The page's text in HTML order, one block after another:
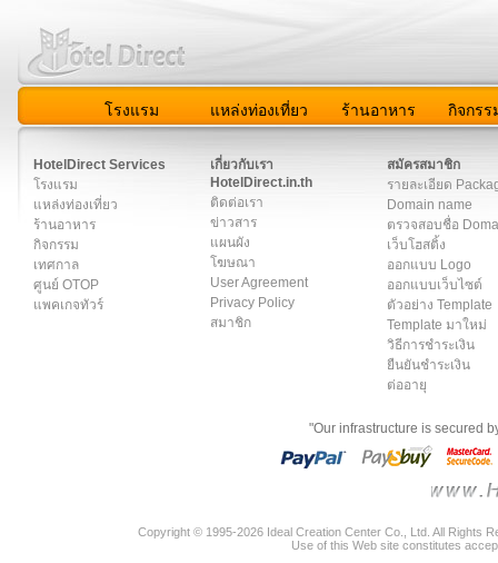
โรงแรม แหล่งท่องเที่ยว ร้านอาหาร กิจกรร
HotelDirect Services
โรงแรม
แหล่งท่องเที่ยว
ร้านอาหาร
กิจกรรม
เทศกาล
ศูนย์ OTOP
แพคเกจทัวร์
เกี่ยวกับเรา
HotelDirect.in.th
ติดต่อเรา
ข่าวสาร
แผนผัง
โฆษณา
User Agreement
Privacy Policy
สมาชิก
สมัครสมาชิก
รายละเอียด
Domain name
ตรวจสอบชื่อ
เว็บโฮสติ้ง
ออกแบบ Logo
ออกแบบเว็บไซต์
ตัวอย่าง Template
Template มาใหม่
วิธีการชำระเงิน
ยืนยันชำระเงิน
ต่ออายุ
"Our infrastructure is secured
Copyright © 1995-2026 Ideal Creation Center Co., Ltd. All Rights
Use of this Web site constitutes